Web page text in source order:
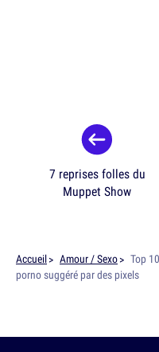
7 reprises folles du
Muppet Show
Accueil Amour / Sexo
Top
porno suggéré par des pixels